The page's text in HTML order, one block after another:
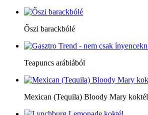
Őszi barackbólé
Teapuncs arábiából
Mexican (Tequila) Bloody Mary koktél